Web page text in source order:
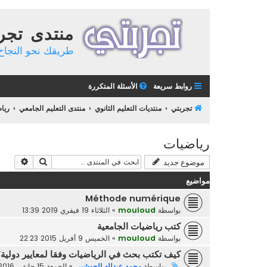
منتدى
طريقك نحو النجاح
روابط سريعة الأسئلة المتكررة
تجربتي منتديات التعليم الثانوي منتدى التعليم الجامعي
رياضيات
موضوع جديد بحث
مواضيع
Méthode numérique
بواسطة mouloud
» الثلاثاء 19 فيفري 2019 13:39
كتب رياضيات الجامعية
بواسطة mouloud
» الخميس 9 أفريل 2015 22:23
كيف تكتب بحث في الرياضيات وفقا لمعايير